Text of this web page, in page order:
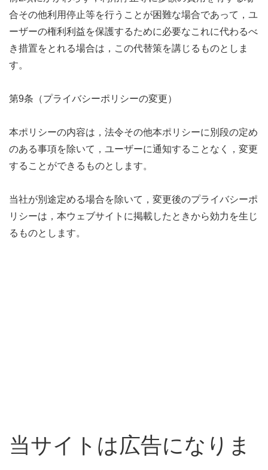
合その他利用停止等を行うことが困難な場合であって，ユ
ーザーの権利利益を保護するために必要なこれに代わるべ
き措置をとれる場合は，この代替策を講じるものとしま
す。
第9条（プライバシーポリシーの変更）
本ポリシーの内容は，法令その他本ポリシーに別段の定め
のある事項を除いて，ユーザーに通知することなく，変更
することができるものとします。
当社が別途定める場合を除いて，変更後のプライバシーポ
リシーは，本ウェブサイトに掲載したときから効力を生じ
るものとします。
当サイトは広告になりま